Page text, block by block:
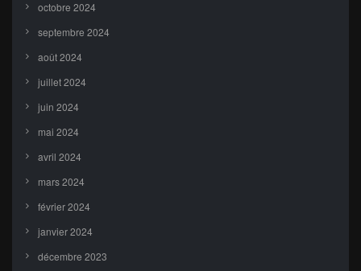
octobre 2024
septembre 2024
août 2024
juillet 2024
juin 2024
mai 2024
avril 2024
mars 2024
février 2024
janvier 2024
décembre 2023